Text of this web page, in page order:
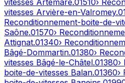
vitesses Artemare.01510›
vitesses Arvière-en-Valromey.
Reconditionnement-boite-de-
Saône.01570›
Attignat.01340›
Bâgé-Dommartin.01380›
vitesses Bâgé-le-Châtel.01380›
boite-de-vitesses Balan.01360›